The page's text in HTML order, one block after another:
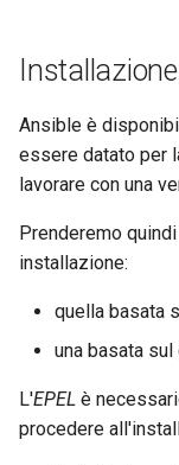
Ansible è
essere datato per
lavorare con una
Prenderemo
installazione:
quella basata
una basata
L'EPEL è
procedere